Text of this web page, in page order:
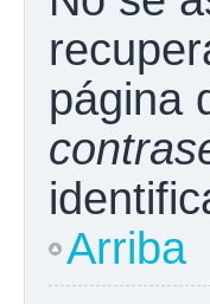
página
Arriba